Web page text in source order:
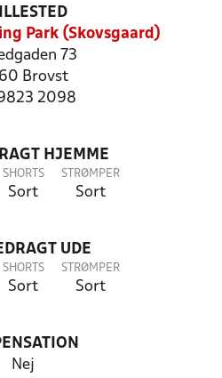
Park (Skovsgaard)
73
Brovst
9823 2098
HJEMME
SHORTS
Sort
STRØMPER
Sort
UDE
SHORTS
Sort
STRØMPER
Sort
Nej